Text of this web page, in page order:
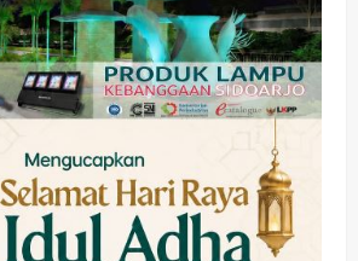
PANAS! Kalah Tender Proyek RSUD
Sibar Rp 9,9 M, Beranikah CV Tiga
Anugerah Utama Pertaruhkan
Jaminan Rp 100 Juta?
wartanusa 5 Agustus 2026
Olahraga
Adu Taktik di Atas Rumput Sintetis:
PWI dan Sapma PP Sidoarjo
Memanaskan Mesin Menuju Piala
Soccer
wartanusa 5 Agustus 2026